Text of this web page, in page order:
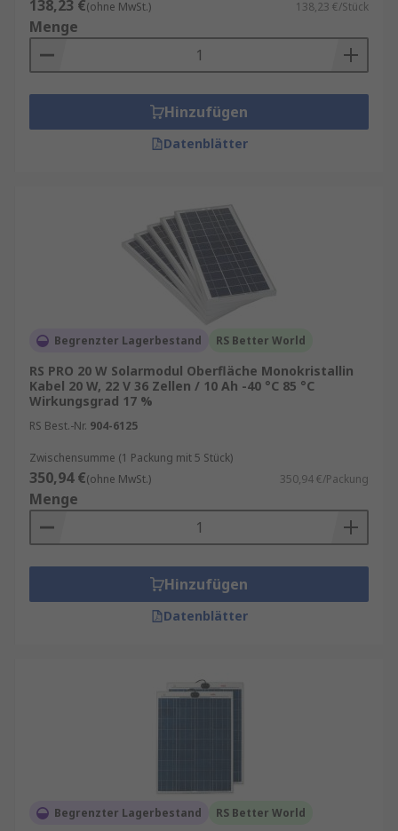
Kompatibel mit gängigen Wechselrichtern
und Speichersystemen
Typen, Zelltechnologien und Zubehör
Je nach Projektanforderung sind Solarpanels in
verschiedenen Ausführungen erhältlich. Diese
Typische Ausführungen:-
Monokristallin‑Solarpanels für hohen
Wirkungsgrad und kompakte Bauweise
PV‑Solarmodule mit 36 Zellen für kleinere
Systeme
Leistungsstarke Solarmodule mit 72 Zellen
für größere PV‑Anlagen
Module mit angepasster Leeraufspannung
Zubehör und Sets:
Solarmodul‑Kitsfür eine schnelle und
unkomplizierte Installation
Montage‑ und Steckschlüssel‑Zubehör für
sichere Befestigung
Anschlusskabel und Verbindungselemente
Solarpanels werden überall dort eingesetzt, wo
erneuerbare Energie effizient genutzt werden
138,23 €(ohne MwSt.) 138,23 €/Stück
Menge
Hinzufügen
Datenblätter
Begrenzter Lagerbestand RS Better World
RS PRO 20 W Solarmodul Oberfläche Monokristallin
Kabel 20 W, 22 V 36 Zellen / 10 Ah -40 °C 85 °C
Wirkungsgrad 17 %
RS Best.-Nr. 904-6125
Zwischensumme (1 Packung mit 5 Stück)
350,94 €(ohne MwSt.) 350,94 €/Packung
Menge
Hinzufügen
Datenblätter
Begrenzter Lagerbestand RS Better World